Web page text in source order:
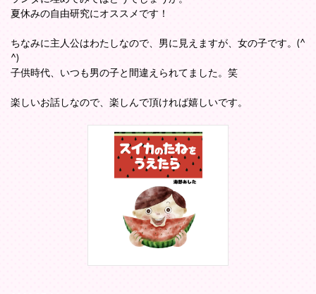
夏休みの自由研究にオススメです！
ちなみに主人公はわたしなので、男に見えますが、女の子です。(^
^)
子供時代、いつも男の子と間違えられてました。笑
楽しいお話しなので、楽しんで頂ければ嬉しいです。